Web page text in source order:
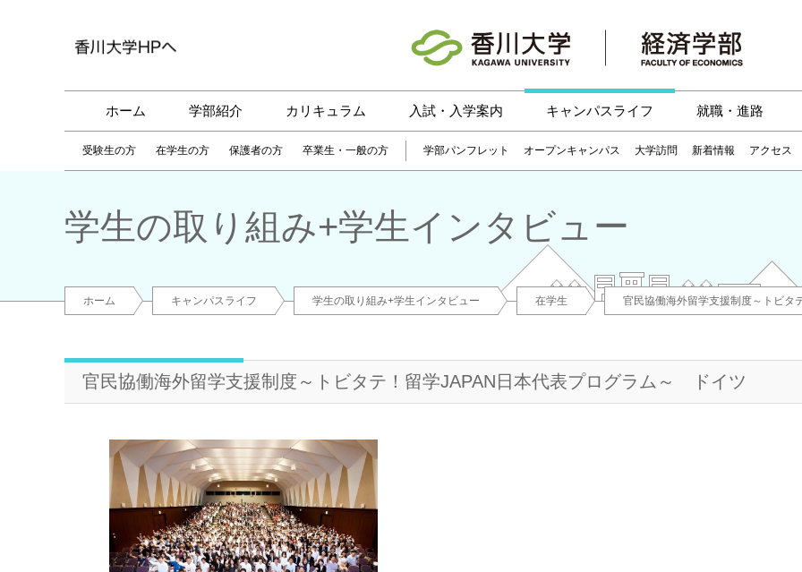
ホーム 学部紹介 カリキュラム 入試・入学案内 キャンパスライフ 就職・進路
受験生の方 在学生の方 保護者の方 卒業生・一般の方 学部パンフレット オープンキャンパス 大学訪問 新着情報 アクセス
学生の取り組み+学生インタビュー
ホーム キャンパスライフ 学生の取り組み+学生インタビュー 在学生 官民協働海外留学支援制度～トビタ
官民協働海外留学支援制度～トビタテ！留学JAPAN日本代表プログラム～ ドイツ